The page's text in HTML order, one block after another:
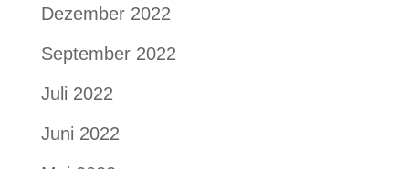
Dezember 2022
September 2022
Juli 2022
Juni 2022